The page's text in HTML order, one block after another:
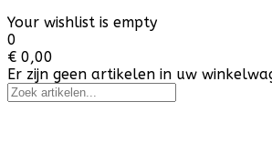
Your wishlist is empty
0
€ 0,00
Er zijn geen artikelen in uw